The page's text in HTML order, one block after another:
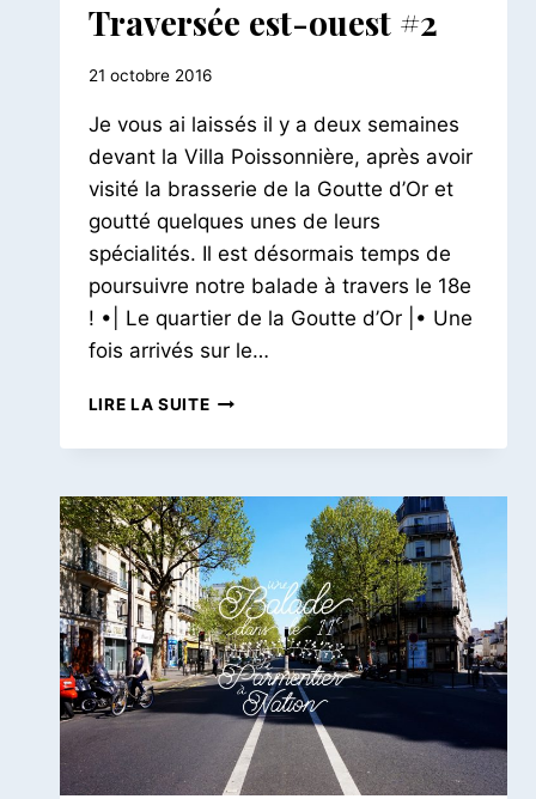
Traversée est-ouest #2
Par
Petit
Pois
21 octobre 2016
Je vous ai laissés il y a deux semaines
devant la Villa Poissonnière, après avoir
visité la brasserie de la Goutte d’Or et
goutté quelques unes de leurs
spécialités. Il est désormais temps de
poursuivre notre balade à travers le 18e
! •| Le quartier de la Goutte d’Or |• Une
fois arrivés sur le…
LIRE LA SUITEUNE
DANS
18E
|
TRAVERSÉE
EST-
OUEST
#2